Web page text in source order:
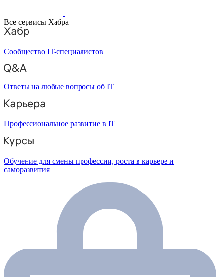
Все сервисы Хабра
Сообщество IT-специалистов
Ответы на любые вопросы об IT
Профессиональное развитие в IT
Обучение для смены профессии, роста в карьере и
саморазвития